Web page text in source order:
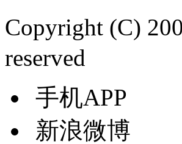
Copyright (C)
reserved
手机APP
新浪微博